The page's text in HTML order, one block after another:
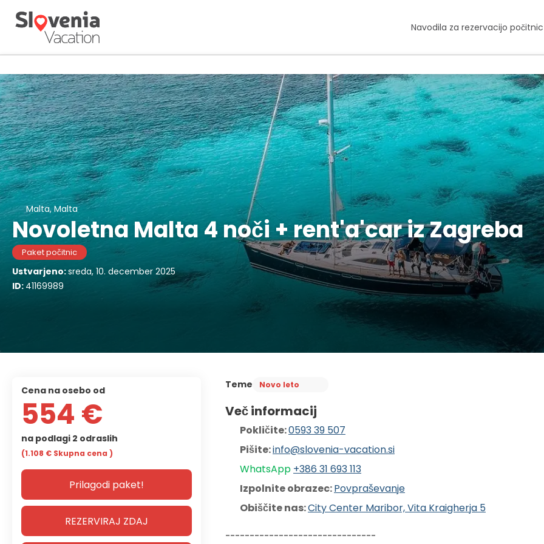
Navodila za rezervacijo počitnic
Malta, Malta
Novoletna Malta 4 noči + rent'a'car iz Zagreba
Paket počitnic
Ustvarjeno:sreda, 10. december 2025
ID: 41169989
Teme Novo leto
Več informacij
Pokličite: 0593 39 507
Pišite: info@slovenia-vacation.si
WhatsApp +386 31 693 113
Izpolnite obrazec: Povpraševanje
Obiščite nas: City Center Maribor, Vita Kraigherja 5
-------------------------------
cena na osebo od
554 €
na podlagi 2 odraslih
(1.108 € Skupna cena )
Prilagodi paket!
REZERVIRAJ ZDAJ